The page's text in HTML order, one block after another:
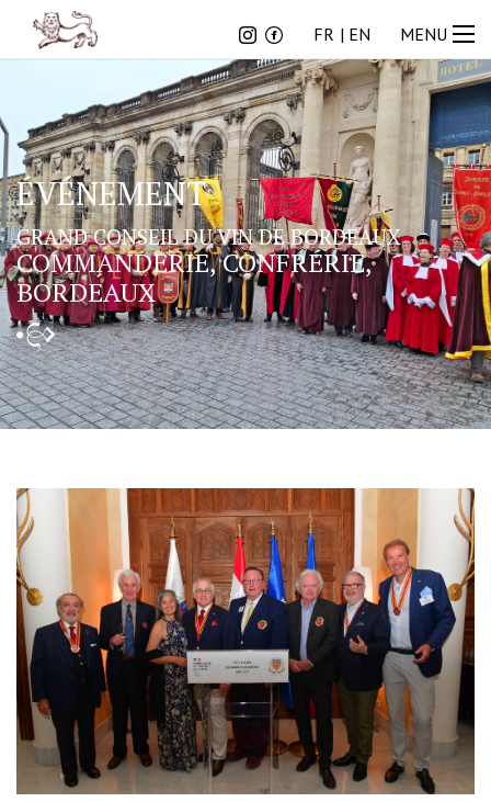
FR EN MENU
ÉVÉNEMENT
GRAND CONSEIL DU VIN DE BORDEAUX
COMMANDERIE, CONFRÉRIE,
BORDEAUX
FR EN